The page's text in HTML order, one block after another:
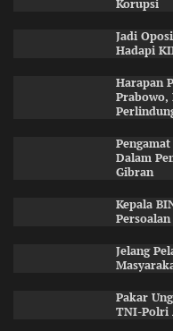
Korupsi
Jadi
Hadapi
Harapan
Prabowo,
Dalam
Gibran
Kepala
Jelang
Pakar
TNI-Polri